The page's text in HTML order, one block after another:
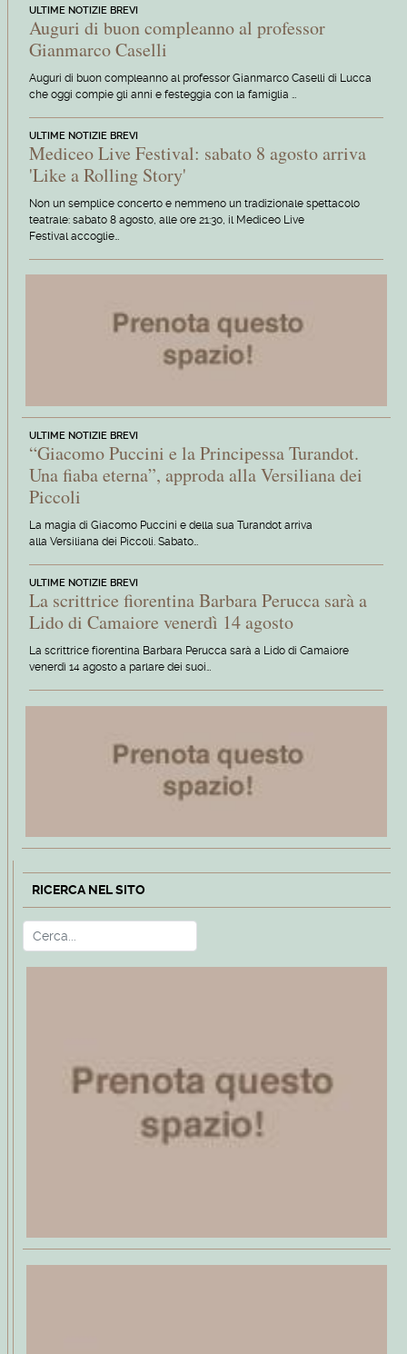
ULTIME NOTIZIE BREVI
Auguri di buon compleanno al professor
Gianmarco Caselli
Auguri di buon compleanno al professor Gianmarco Caselli di Lucca
che oggi compie gli anni e festeggia con la famiglia …
ULTIME NOTIZIE BREVI
Mediceo Live Festival: sabato 8 agosto arriva
'Like a Rolling Story'
Non un semplice concerto e nemmeno un tradizionale spettacolo
teatrale: sabato 8 agosto, alle ore 21:30, il Mediceo Live
Festival accoglie…
ULTIME NOTIZIE BREVI
“Giacomo Puccini e la Principessa Turandot.
Una fiaba eterna”, approda alla Versiliana dei
Piccoli
La magia di Giacomo Puccini e della sua Turandot arriva
alla Versiliana dei Piccoli. Sabato…
ULTIME NOTIZIE BREVI
La scrittrice fiorentina Barbara Perucca sarà a
Lido di Camaiore venerdì 14 agosto
La scrittrice fiorentina Barbara Perucca sarà a Lido di Camaiore
venerdì 14 agosto a parlare dei suoi…
RICERCA NEL SITO
Cerca Type 2 or more characters for